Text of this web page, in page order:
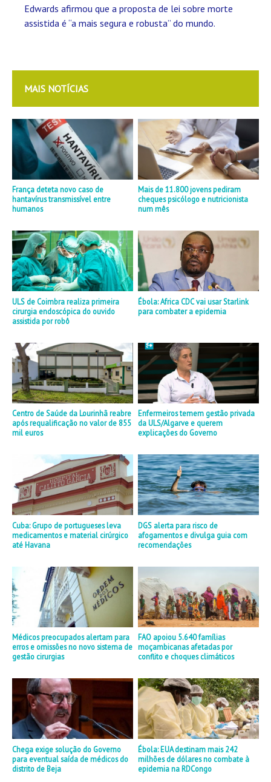
Edwards afirmou que a proposta de lei sobre morte
assistida é “a mais segura e robusta” do mundo.
MAIS NOTÍCIAS
França deteta novo caso de
hantavírus transmissível entre
humanos
Mais de 11.800 jovens pediram
cheques psicólogo e nutricionista
num mês
ULS de Coimbra realiza primeira
cirurgia endoscópica do ouvido
assistida por robô
Ébola: Africa CDC vai usar Starlink
para combater a epidemia
Centro de Saúde da Lourinhã reabre
após requalificação no valor de 855
mil euros
Enfermeiros temem gestão privada
da ULS/Algarve e querem
explicações do Governo
Cuba: Grupo de portugueses leva
medicamentos e material cirúrgico
até Havana
DGS alerta para risco de
afogamentos e divulga guia com
recomendações
Médicos preocupados alertam para
erros e omissões no novo sistema de
gestão cirurgias
FAO apoiou 5.640 famílias
moçambicanas afetadas por
conflito e choques climáticos
Chega exige solução do Governo
para eventual saída de médicos do
distrito de Beja
Ébola: EUA destinam mais 242
milhões de dólares no combate à
epidemia na RDCongo